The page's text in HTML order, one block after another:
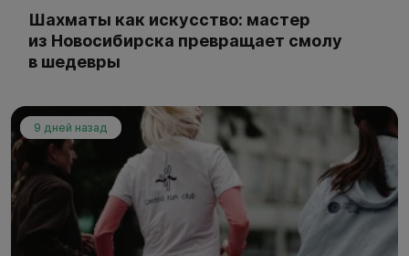
Шахматы как искусство: мастер
из Новосибирска превращает смолу
в шедевры
9 дней назад